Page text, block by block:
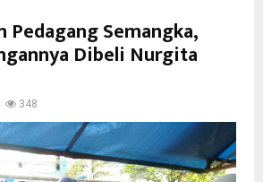
Pedagang Semangka,
Dibeli Nurgita
348